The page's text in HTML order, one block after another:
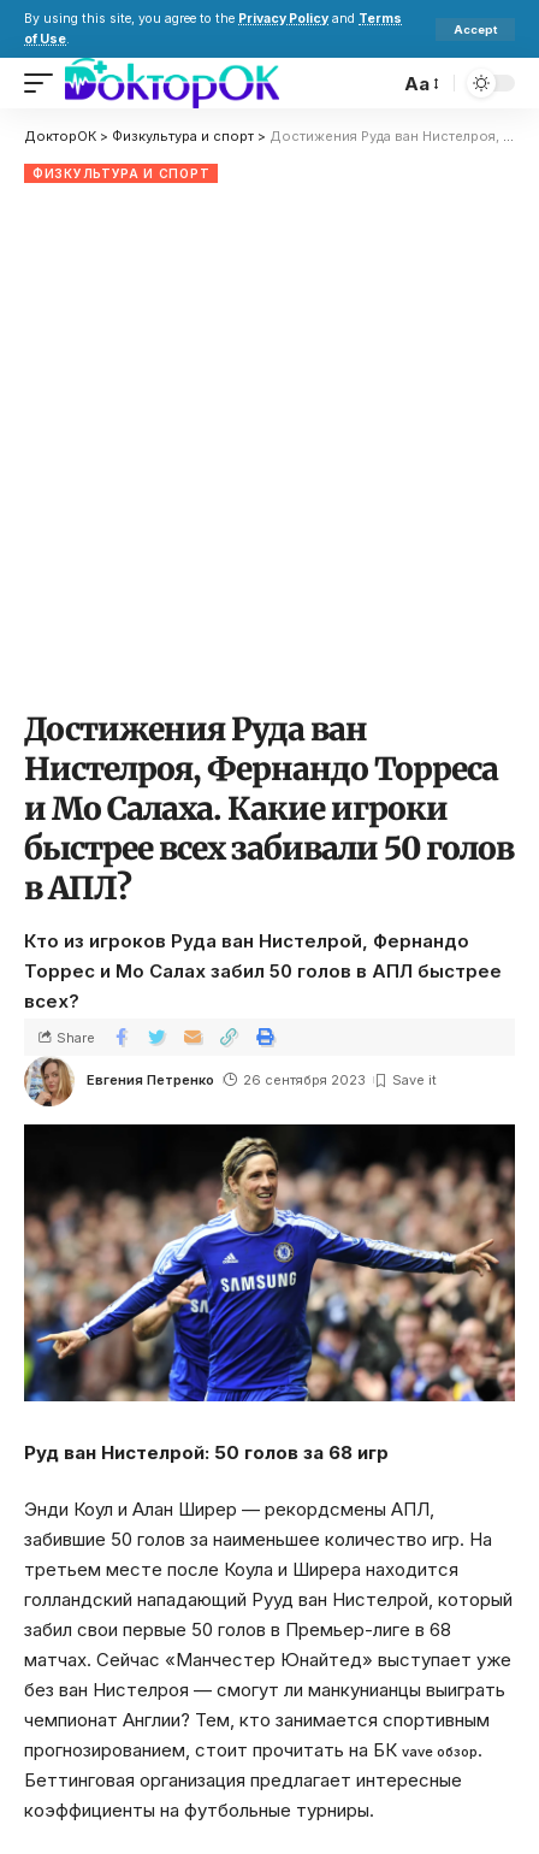
By using this site, you agree to the Privacy Policy and Terms
of Use.
Accept
Aa
ДокторОК > Физкультура и спорт > Достижения Руда ван Нистелроя, Фернандо Торреса и Мо Салаха. Какие игроки быстрее всех забивали 50 голов в АПЛ?
ФИЗКУЛЬТУРА И СПОРТ
Достижения Руда ван
Нистелроя, Фернандо Торреса
и Мо Салаха. Какие игроки
быстрее всех забивали 50 голов
в АПЛ?
Кто из игроков Руда ван Нистелрой, Фернандо
Торрес и Мо Салах забил 50 голов в АПЛ быстрее
всех?
Евгения Петренко 26 сентября 2023
Share
Руд ван Нистелрой: 50 голов за 68 игр
Энди Коул и Алан Ширер — рекордсмены АПЛ,
забившие 50 голов за наименьшее количество игр. На
третьем месте после Коула и Ширера находится
голландский нападающий Рууд ван Нистелрой, который
забил свои первые 50 голов в Премьер-лиге в 68
матчах. Сейчас «Манчестер Юнайтед» выступает уже
без ван Нистелроя — смогут ли манкунианцы выиграть
чемпионат Англии? Тем, кто занимается спортивным
прогнозированием, стоит прочитать на БК vave обзор.
Беттинговая организация предлагает интересные
коэффициенты на футбольные турниры.